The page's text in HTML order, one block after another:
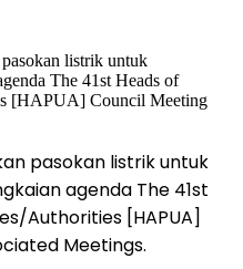
pasokan listrik untuk
agenda The 41st
Authorities [HAPUA]
Meetings.